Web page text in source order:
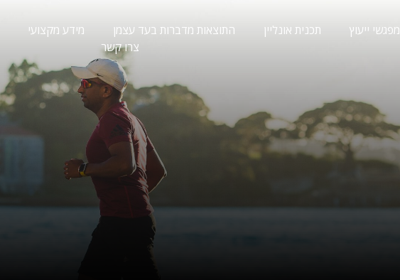
מפגשי ייעוץ תכנית אונליין התוצאות מדברות בעד עצמן מידע מקצועי
צרו קשר